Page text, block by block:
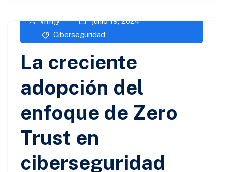
vm1jy
junio 19, 2024
Ciberseguridad​
La creciente
adopción del
enfoque de Zero
Trust en
ciberseguridad